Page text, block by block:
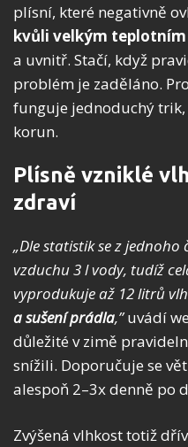
plísní, které negativně
kvůli velkým
a uvnitř. Stačí, když
problém je zaděláno.
funguje jednoduchý
korun.
Plísně vzniklé
zdraví
„Dle statistik se z
vzduchu 3 l vody, tudíž
vyprodukuje až 12 litrů
a sušení prádla,”uvádí
důležité v zimě
snížili. Doporučuje se
alespoň 2–3x denně po
Zvýšená vlhkost totiž